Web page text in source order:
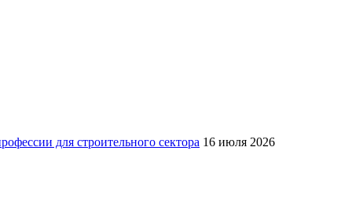
для строительного сектора 16 июля 2026